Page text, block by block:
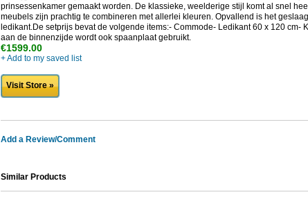
prinsessenkamer gemaakt worden. De klassieke, weelderige stijl komt al snel
meubels zijn prachtig te combineren met allerlei kleuren. Opvallend is het
ledikant.De setprijs bevat de volgende items:- Commode- Ledikant 60 x 120 cm-
aan de binnenzijde wordt ook spaanplaat gebruikt.
€1599.00
+ Add to my saved list
Visit Store »
Add a Review/Comment
Similar Products